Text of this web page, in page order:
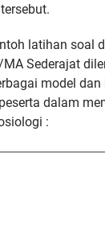
latihan soal
Sederajat
model
dalam
: